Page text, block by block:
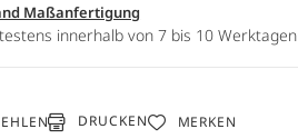
Maßanfertigung
innerhalb von 7 bis 10 Werktagen
DRUCKEN MERKEN